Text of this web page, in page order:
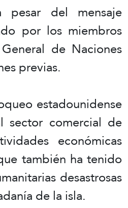
pesar del mensaje
por los miembros
de Naciones
previas.
estadounidense
sector comercial de
económicas
también ha tenido
desastrosas
de la isla.